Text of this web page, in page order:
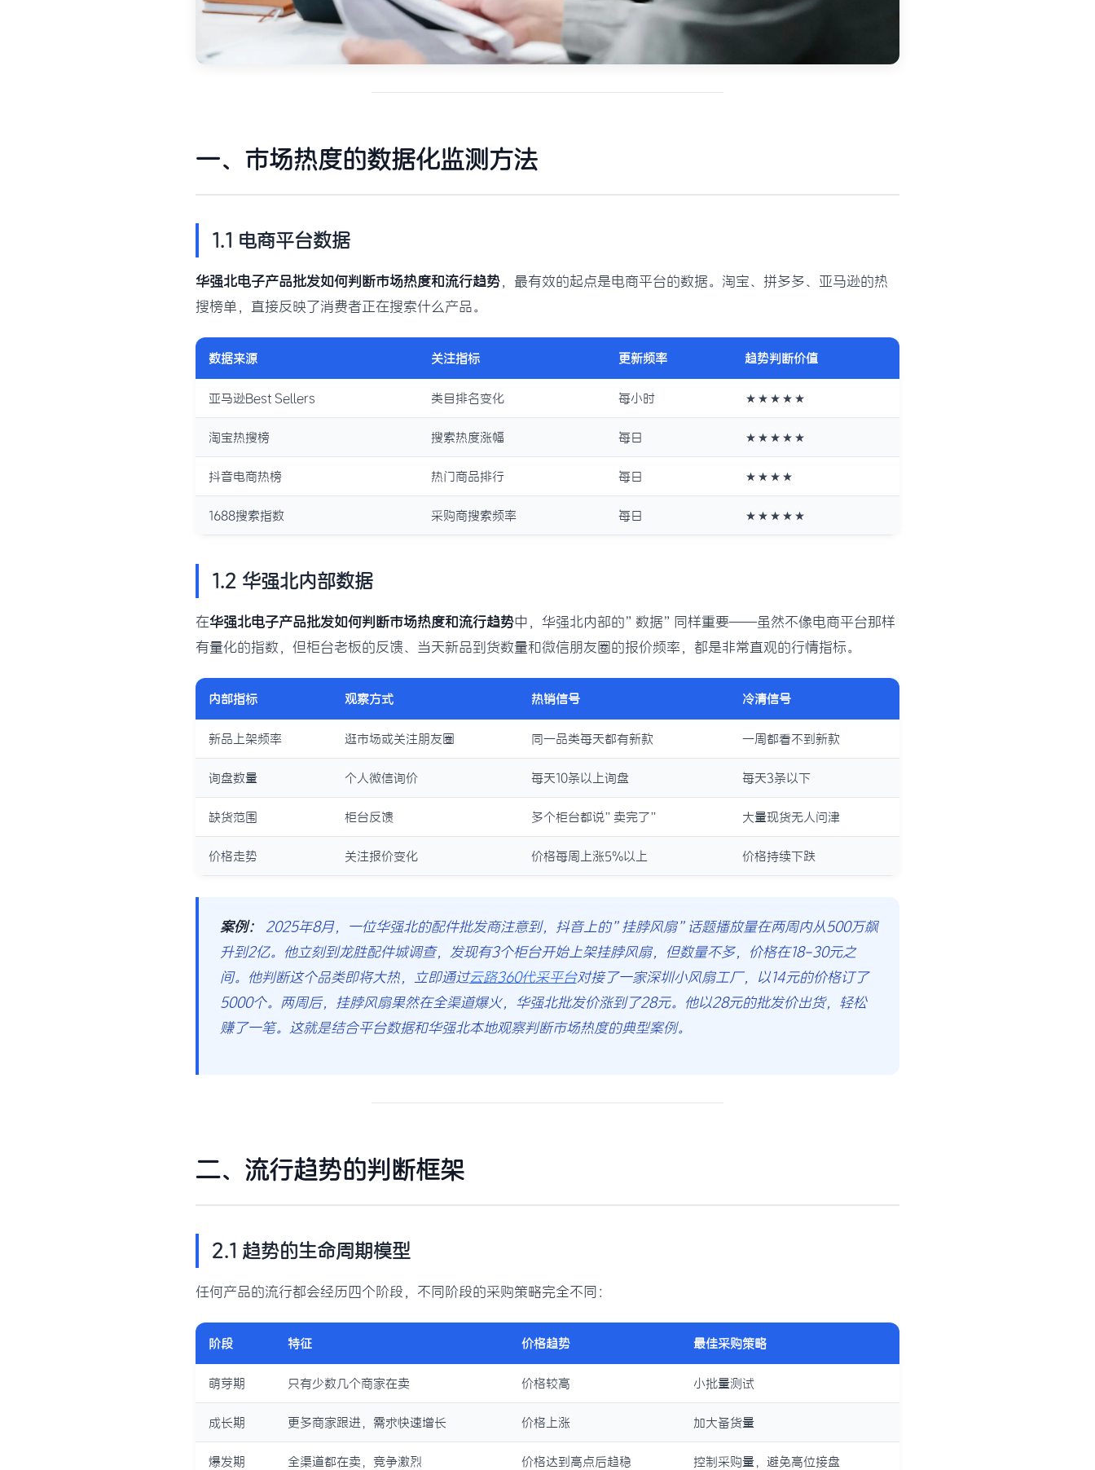
一、市场热度的数据化监测方法
1.1 电商平台数据
华强北电子产品批发如何判断市场热度和流行趋势，最有效的起点是电商平台的数据。淘宝、拼多多、亚马逊的热
搜榜单，直接反映了消费者正在搜索什么产品。
数据来源 关注指标 更新频率 趋势判断价值
亚马逊Best Sellers 类目排名变化 每小时 ★★★★★
淘宝热搜榜 搜索热度涨幅 每日 ★★★★★
抖音电商热榜 热门商品排行 每日 ★★★★
1688搜索指数 采购商搜索频率 每日 ★★★★★
1.2 华强北内部数据
在华强北电子产品批发如何判断市场热度和流行趋势中，华强北内部的”数据”同样重要——虽然不像电商平台那样
有量化的指数，但柜台老板的反馈、当天新品到货数量和微信朋友圈的报价频率，都是非常直观的行情指标。
内部指标 观察方式 热销信号 冷清信号
新品上架频率 逛市场或关注朋友圈 同一品类每天都有新款 一周都看不到新款
询盘数量 个人微信询价 每天10条以上询盘 每天3条以下
缺货范围 柜台反馈 多个柜台都说”卖完了” 大量现货无人问津
价格走势 关注报价变化 价格每周上涨5%以上 价格持续下跌
案例：
2025年8月，一位华强北的配件批发商注意到，抖音上的”挂脖风扇”话题播放量在两周内从500万飙
升到2亿。他立刻到龙胜配件城调查，发现有3个柜台开始上架挂脖风扇，但数量不多，价格在18-30元之
间。他判断这个品类即将大热，立即通过云路360代采平台对接了一家深圳小风扇工厂，以14元的价格订了
5000个。两周后，挂脖风扇果然在全渠道爆火，华强北批发价涨到了28元。他以28元的批发价出货，轻松
赚了一笔。这就是结合平台数据和华强北本地观察判断市场热度的典型案例。
二、流行趋势的判断框架
2.1 趋势的生命周期模型
任何产品的流行都会经历四个阶段，不同阶段的采购策略完全不同：
阶段 特征 价格趋势 最佳采购策略
萌芽期 只有少数几个商家在卖 价格较高 小批量测试
成长期 更多商家跟进，需求快速增长 价格上涨 加大备货量
爆发期 全渠道都在卖，竞争激烈 价格达到高点后趋稳 控制采购量，避免高位接盘